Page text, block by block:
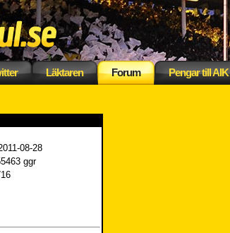
Läktaren Forum Pengar till AIK
08-28
ggr